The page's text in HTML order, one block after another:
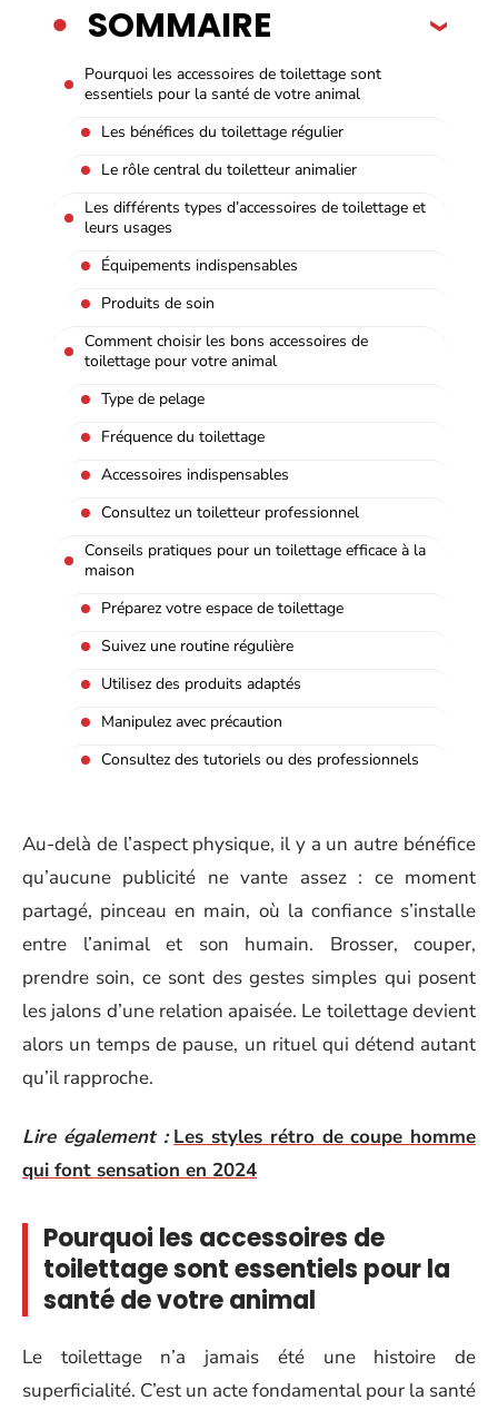
SOMMAIRE
Pourquoi les accessoires de toilettage sont
essentiels pour la santé de votre animal
Les bénéfices du toilettage régulier
Le rôle central du toiletteur animalier
Les différents types d’accessoires de toilettage et
leurs usages
Équipements indispensables
Produits de soin
Comment choisir les bons accessoires de
toilettage pour votre animal
Type de pelage
Fréquence du toilettage
Accessoires indispensables
Consultez un toiletteur professionnel
Conseils pratiques pour un toilettage efficace à la
maison
Préparez votre espace de toilettage
Suivez une routine régulière
Utilisez des produits adaptés
Manipulez avec précaution
Consultez des tutoriels ou des professionnels
Au-delà de l’aspect physique, il y a un autre bénéfice
qu’aucune publicité ne vante assez : ce moment
partagé, pinceau en main, où la confiance s’installe
entre l’animal et son humain. Brosser, couper,
prendre soin, ce sont des gestes simples qui posent
les jalons d’une relation apaisée. Le toilettage devient
alors un temps de pause, un rituel qui détend autant
qu’il rapproche.
Lire également : Les styles rétro de coupe homme
qui font sensation en 2024
Pourquoi les accessoires de
toilettage sont essentiels pour la
santé de votre animal
Le toilettage n’a jamais été une histoire de
superficialité. C’est un acte fondamental pour la santé